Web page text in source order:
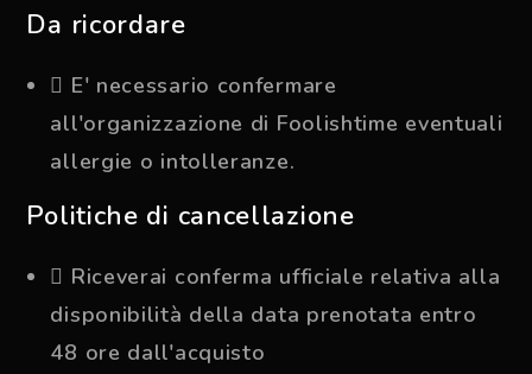
Da ricordare
E' necessario confermare
all'organizzazione di Foolishtime eventuali
allergie o intolleranze.
Politiche di cancellazione
Riceverai conferma ufficiale relativa alla
disponibilità della data prenotata entro
48 ore dall'acquisto